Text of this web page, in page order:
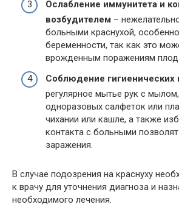
Ослабление иммунитета и
возбудителем –
больными краснухой,
беременности, так как это
врожденным поражениям
Соблюдение гигиенических
регулярное мытье рук с
одноразовых салфеток или
чихании или кашле, а также
контакта с больными
заражения.
В случае подозрения на краснуху
к врачу для уточнения диагноза и
необходимого лечения.